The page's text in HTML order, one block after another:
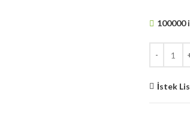
100000
İstek